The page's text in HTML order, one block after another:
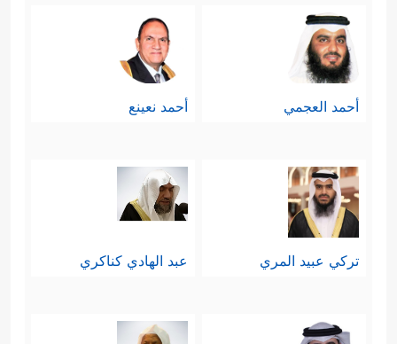
أحمد العجمي أحمد نعينع
تركي عبيد المري عبد الهادي كناكري